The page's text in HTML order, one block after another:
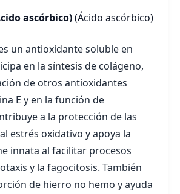
ascórbico)(Ácido ascórbico)
un antioxidante soluble en
en la síntesis de colágeno,
de otros antioxidantes
E y en la función de
a la protección de las
estrés oxidativo y apoya la
innata al facilitar procesos
y la fagocitosis. También
de hierro no hemo y ayuda